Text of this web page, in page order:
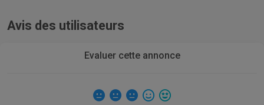
Avis des utilisateurs
Evaluer cette annonce